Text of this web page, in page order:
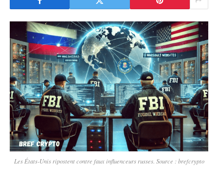
Les États-Unis ripostent contre faux influenceurs russes. Source : brefcrypto